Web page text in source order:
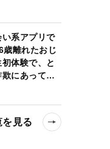
い系アプリで
歳離れたおじ
体験で、と
欺にあって…
見る